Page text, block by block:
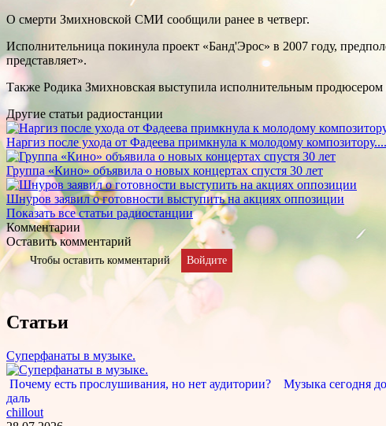
О смерти Змихновской СМИ сообщили ранее в четверг.
Исполнительница покинула проект «Банд'Эрос» в 2007 году,
представляет».
Также Родика Змихновская выступила исполнительным
Другие статьи радиостанции
Наргиз после ухода от Фадеева примкнула к молодому композитору....
Группа «Кино» объявила о новых концертах спустя 30 лет
Шнуров заявил о готовности выступить на акциях оппозиции
Показать все статьи радиостанции
Комментарии
Оставить комментарий
Чтобы оставить комментарий Войдите
Статьи
Суперфанаты в музыке.
Почему есть прослушивания, но нет аудитории? Музыка сегодня
даль
chillout